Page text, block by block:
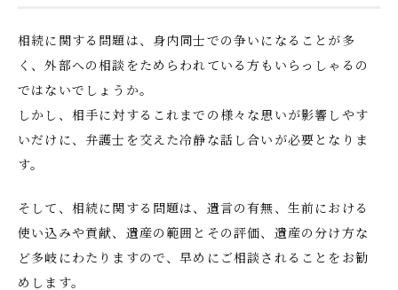
相続に関する問題は、身内同士での争いになることが多
く、外部への相談をためらわれている方もいらっしゃるの
ではないでしょうか。
しかし、相手に対するこれまでの様々な思いが影響しやす
いだけに、弁護士を交えた冷静な話し合いが必要となりま
す。
そして、相続に関する問題は、遺言の有無、生前における
使い込みや貢献、遺産の範囲とその評価、遺産の分け方な
ど多岐にわたりますので、早めにご相談されることをお勧
めします。